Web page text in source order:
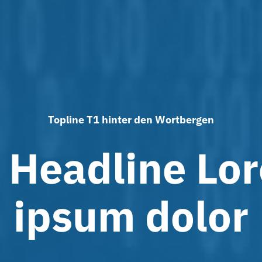
Topline T1 hinter den Wortbergen
ipsum dolor